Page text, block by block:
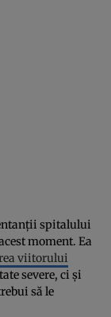
spitalului
moment. Ea
viitorului
severe, ci și
să le